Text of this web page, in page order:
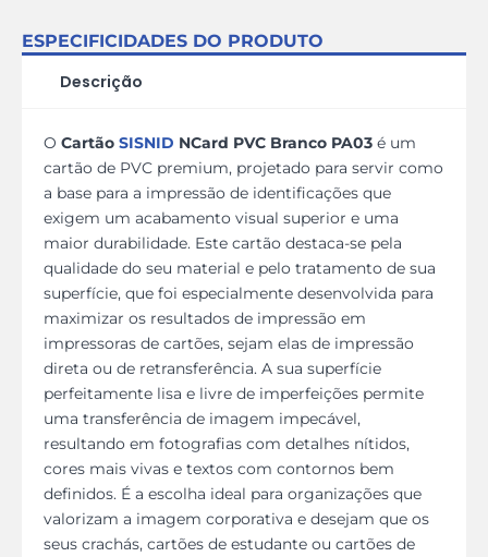
ESPECIFICIDADES DO PRODUTO
Descrição
O Cartão SISNID NCard PVC Branco PA03 é um
cartão de PVC premium, projetado para servir como
a base para a impressão de identificações que
exigem um acabamento visual superior e uma
maior durabilidade. Este cartão destaca-se pela
qualidade do seu material e pelo tratamento de sua
superfície, que foi especialmente desenvolvida para
maximizar os resultados de impressão em
impressoras de cartões, sejam elas de impressão
direta ou de retransferência. A sua superfície
perfeitamente lisa e livre de imperfeições permite
uma transferência de imagem impecável,
resultando em fotografias com detalhes nítidos,
cores mais vivas e textos com contornos bem
definidos. É a escolha ideal para organizações que
valorizam a imagem corporativa e desejam que os
seus crachás, cartões de estudante ou cartões de